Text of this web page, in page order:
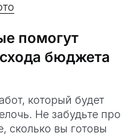
помогут
бюджета
который будет
Не забудьте про
сколько вы готовы